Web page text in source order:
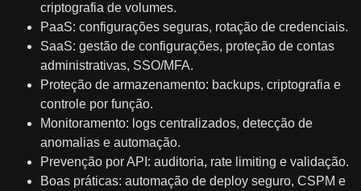
criptografia de volumes.
PaaS: configurações seguras, rotação de credenciais.
SaaS: gestão de configurações, proteção de contas
administrativas, SSO/MFA.
Proteção de armazenamento: backups, criptografia e
controle por função.
Monitoramento: logs centralizados, detecção de
anomalias e automação.
Prevenção por API: auditoria, rate limiting e validação.
Boas práticas: automação de deploy seguro, CSPM e